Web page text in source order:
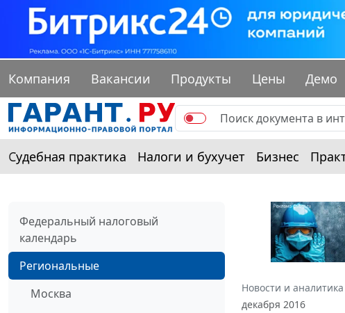
Компания Вакансии Продукты Цены Демо
Судебная практика Налоги и бухучет Бизнес
Федеральный налоговый
календарь
Региональные
Москва
Новости и аналитика
декабря 2016